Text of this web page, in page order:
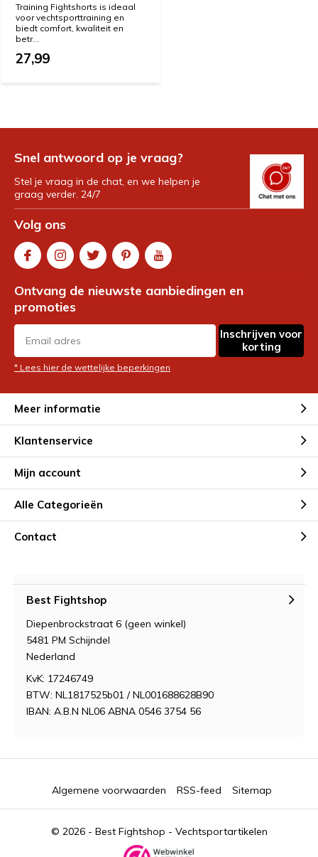
Training Fightshorts is ideaal
voor vechtsporttraining en
biedt comfort, kwaliteit en
betr...
27,99
Snel antwoord op je vraag?
Stel je vraag in de chat, en we helpen je
graag verder. 24/7
Volg ons
Ontvang de nieuwste aanbiedingen en
promoties
Inschrijven voor
korting
* Lees hier de wettelijke beperkingen
Meer informatie
Klantenservice
Mijn account
Alle Categorieën
Contact
Best Fightshop
Diepenbrockstraat 6 (geen winkel)
5481 PM Schijndel
Nederland
KvK: 17246749
BTW: NL1817525b01 / NL001688628B90
IBAN: A.B.N NL06 ABNA 0546 3754 56
© 2026 - Best Fightshop - Vechtsportartikelen
Algemene voorwaarden RSS-feed Sitemap